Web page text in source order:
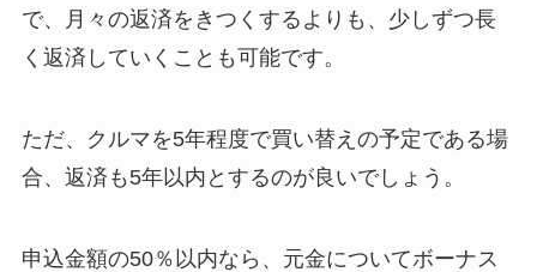
で、月々の返済をきつくするよりも、少しずつ長
く返済していくことも可能です。
ただ、クルマを5年程度で買い替えの予定である場
合、返済も5年以内とするのが良いでしょう。
申込金額の50％以内なら、元金についてボーナス